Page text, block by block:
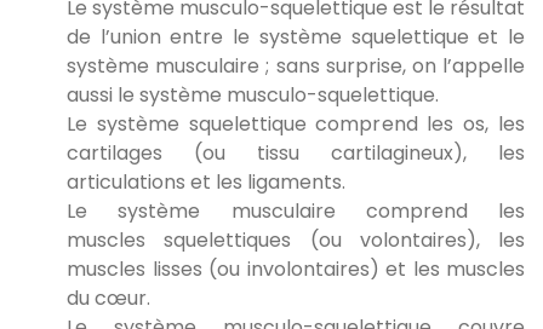
Le système musculo-squelettique est le résultat
de l’union entre le système squelettique et le
système musculaire ; sans surprise, on l’appelle
aussi le système musculo-squelettique.
Le système squelettique comprend les os, les
cartilages (ou tissu cartilagineux), les
articulations et les ligaments.
Le système musculaire comprend les
muscles squelettiques (ou volontaires), les
muscles lisses (ou involontaires) et les muscles
du cœur.